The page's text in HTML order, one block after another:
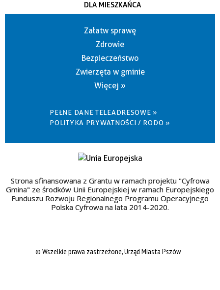
DLA MIESZKAŃCA
Załatw sprawę
Zdrowie
Bezpieczeństwo
Zwierzęta w gminie
Więcej »
PEŁNE DANE TELEADRESOWE »
POLITYKA PRYWATNOŚCI / RODO »
Strona sfinansowana z Grantu w ramach projektu "Cyfrowa
Gmina" ze środków Unii Europejskiej w ramach Europejskiego
Funduszu Rozwoju Regionalnego Programu Operacyjnego
Polska Cyfrowa na lata 2014-2020.
© Wszelkie prawa zastrzeżone, Urząd Miasta Pszów